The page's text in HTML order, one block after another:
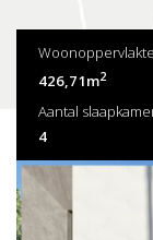
Woonoppervlakte
426,71m2
Aantal
4